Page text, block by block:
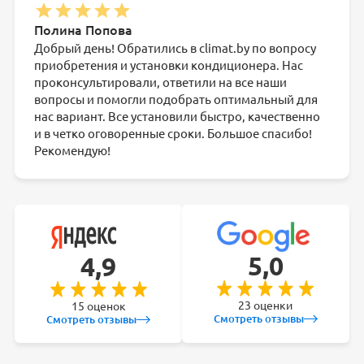
Полина Попова
Добрый день! Обратились в climat.by по вопросу
приобретения и установки кондиционера. Нас
проконсультировали, ответили на все наши
вопросы и помогли подобрать оптимальный для
нас вариант. Все установили быстро, качественно
и в четко оговоренные сроки. Большое спасибо!
Рекомендую!
4,9
15 оценок
Смотреть отзывы
5,0
23 оценки
Смотреть отзывы